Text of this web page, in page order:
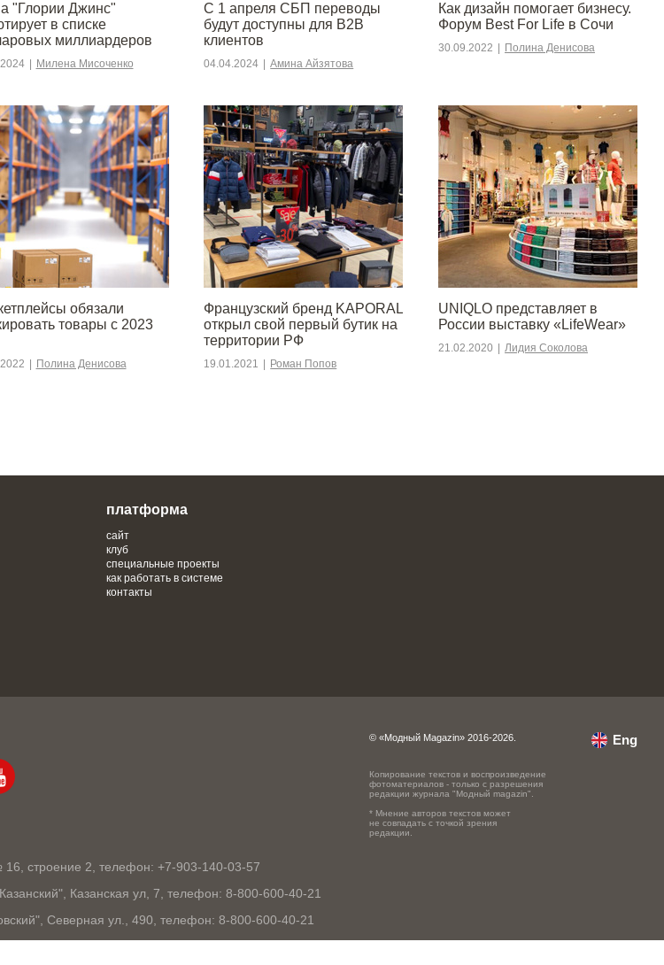
"Глории Джинс"
в списке
миллиардеров
Милена Мисоченко
С 1 апреля СБП переводы
будут доступны для B2B
клиентов
04.04.2024 Амина Айзятова
Как дизайн помогает бизнесу.
Форум Best For Life в Сочи
30.09.2022 Полина Денисова
обязали
товары с 2023
Полина Денисова
Французский бренд KAPORAL
открыл свой первый бутик на
территории РФ
19.01.2021 Роман Попов
UNIQLO представляет в
России выставку «LifeWear»
21.02.2020 Лидия Соколова
платформа
сайт
клуб
специальные проекты
как работать в системе
контакты
строение 2, телефон: +7-903-140-03-57
Казанская ул, 7, телефон: 8-800-600-40-21
Северная ул., 490, телефон: 8-800-600-40-21
© «Модный Magazin» 2016-2026.
Копирование текстов и воспроизведение
фотоматериалов - только с разрешения
редакции журнала "Модный magazin".
* Мнение авторов текстов может
не совпадать с точкой зрения
редакции.
Eng